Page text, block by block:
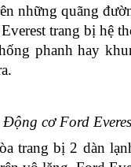
những quãng
trang bị hệ
phanh hay
Động cơ Ford
trang bị 2 dàn